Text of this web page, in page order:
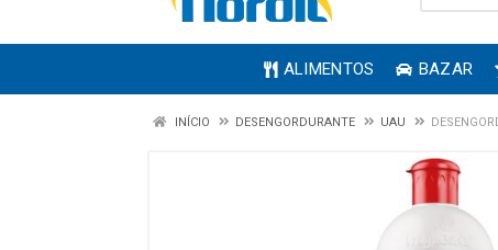
ALIMENTOS BAZAR
INÍCIO DESENGORDURANTE UAU